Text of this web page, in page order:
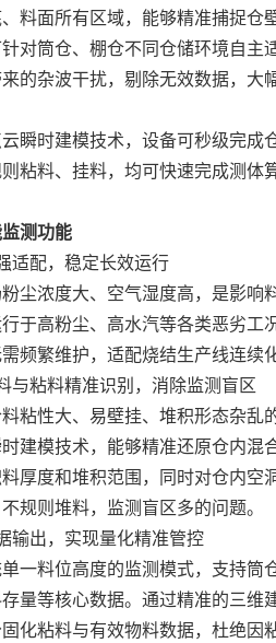
料面所有区域，能够精准捕捉
对筒仓、棚仓不同仓储环境自
的杂波干扰，剔除无效数据，
时建模技术，设备可秒级完成
粘料、挂料，均可快速完成测
测功能
配，稳定长效运行
浓度大、空气湿度高，是影响
于高粉尘、高水汽等各类恶劣
频繁维护，适配烧结生产线连续
粘料精准识别，消除监测盲区
性大、易壁挂、堆积形态杂乱
建模技术，能够精准还原仓内
厚度和堆积范围，同时对仓内
规则堆料，监测盲区多的问题。
出，实现量化精准管控
料位高度的监测模式，支持筒
量等核心数据。通过精准的三
化粘料与有效物料数据，杜绝